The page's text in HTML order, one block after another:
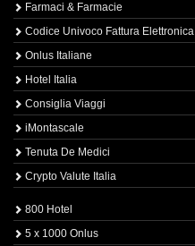
Farmaci & Farmacie
Codice Univoco Fattura Elettronica
Onlus Italiane
Hotel Italia
Consiglia Viaggi
iMontascale
Tenuta De Medici
Crypto Valute Italia
800 Hotel
5 x 1000 Onlus